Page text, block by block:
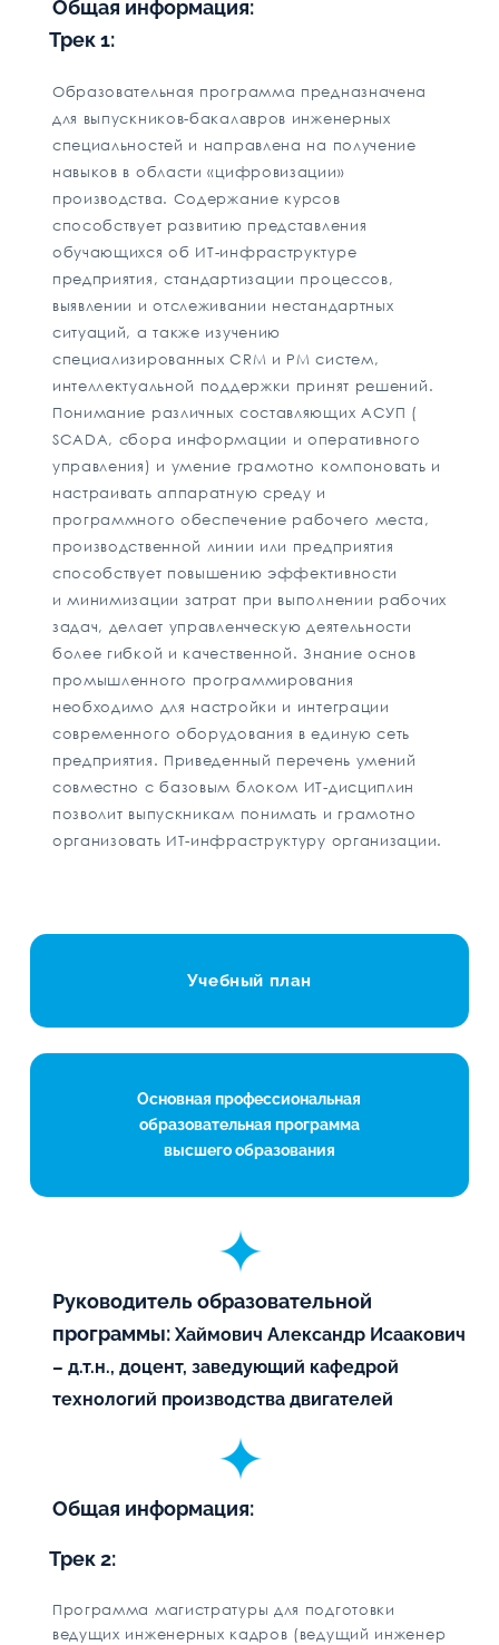
Общая информация:
Трек 1:
Образовательная программа предназначена
для выпускников-бакалавров инженерных
специальностей и направлена на получение
навыков в области «цифровизации»
производства. Содержание курсов
способствует развитию представления
обучающихся об ИТ-инфраструктуре
предприятия, стандартизации процессов,
выявлении и отслеживании нестандартных
ситуаций, а также изучению
специализированных CRM и PM систем,
интеллектуальной поддержки принят решений.
Понимание различных составляющих АСУП (
SCADA, сбора информации и оперативного
управления) и умение грамотно компоновать и
настраивать аппаратную среду и
программного обеспечение рабочего места,
производственной линии или предприятия
способствует повышению эффективности
и минимизации затрат при выполнении рабочих
задач, делает управленческую деятельности
более гибкой и качественной. Знание основ
промышленного программирования
необходимо для настройки и интеграции
современного оборудования в единую сеть
предприятия. Приведенный перечень умений
совместно с базовым блоком ИТ-дисциплин
позволит выпускникам понимать и грамотно
организовать ИТ-инфраструктуру организации.
Учебный план
Основная профессиональная
образовательная программа
высшего образования
Руководитель образовательной
программы: Хаймович Александр Исаакович
– д.т.н., доцент, заведующий кафедрой
технологий производства двигателей
Общая информация:
Трек 2:
Программа магистратуры для подготовки
ведущих инженерных кадров (ведущий инженер